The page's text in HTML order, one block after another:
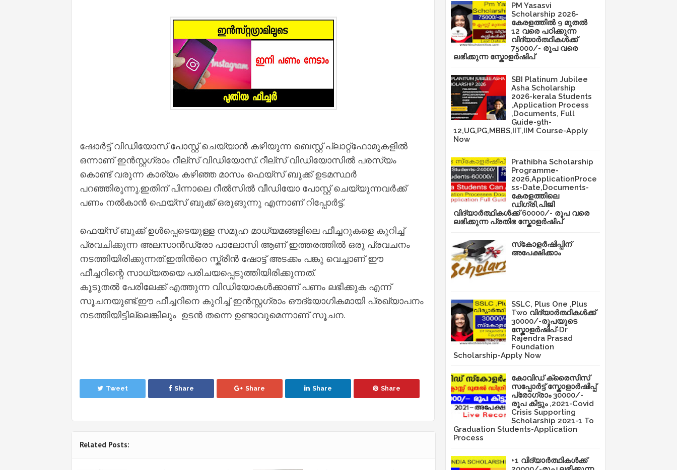
ഷോർട്ട് വിഡിയോസ് പോസ്റ്റ് ചെയ്യാൻ കഴിയുന്ന ബെസ്റ്റ് പ്ലാറ്റ്ഫോമുകളിൽ
ഒന്നാണ് ഇൻസ്റ്റഗ്രാം റീല്‌സ് വിഡിയോസ്‌. റീല്‌സ്‌ വിഡിയോസിൽ പരസ്യം
കൊണ്ട് വരുന്ന കാര്യം കഴിഞ്ഞ മാസം ഫെയ്സ് ബുക്ക് ഉടമസ്ഥർ
പറഞ്ഞിരുന്നു.ഇതിന് പിന്നാലെ റീൽസിൽ വീഡിയോ പോസ്റ്റ് ചെയ്യുന്നവർക്ക്
പണം നൽകാൻ ഫെയ്സ് ബുക്ക് ഒരുങുന്നു എന്നാണ് റിപ്പോർട്ട്.
ഫെയ്സ് ബുക്ക് ഉൾപ്പെടെയുള്ള സമൂഹ മാധ്യമങ്ങളിലെ ഫീച്ചറുകളെ കുറിച്ച്
പ്രവചിക്കുന്ന അലസാൻഡ്രോ പാലോസി ആണ് ഇത്തരത്തിൽ ഒരു പ്രവചനം
നടത്തിയിരിക്കുന്നത്.ഇതിൻറെ സ്ക്രീൻ ഷോട്ട് അടക്കം പങ്കു വെച്ചാണ് ഈ
ഫീച്ചറിന്റെ സാധ്യതയെ പരിചയപ്പെടുത്തിയിരിക്കുന്നത്.
കൂടുതൽ പേരിലേക്ക് എത്തുന്ന വിഡിയോകൾക്കാണ് പണം ലഭിക്കുക എന്ന്
സൂചനയുണ്ട്.ഈ ഫീച്ചറിനെ കുറിച്ച് ഇൻസ്റ്റഗ്രാം ഔദ്യോഗികമായി പ്രഖ്യാപനം
നടത്തിയിട്ടില്ലെങ്കിലും ഉടൻ തന്നെ ഉണ്ടാവുമെന്നാണ് സൂചന.
Tweet Share Share Share Share
Related Posts:
PM Yasasvi
Scholarship 2026-
കേരളത്തിൽ 9 മുതൽ
12 വരെ പഠിക്കുന്ന
വിദ്യാർത്ഥികൾക്ക്
75000/- രൂപ വരെ
ലഭിക്കുന്ന സ്കോളർഷിപ്
SBI Platinum Jubilee
Asha Scholarship
2026-kerala Students
,Application Process
,Documents, Full
Guide-9th-
12,UG,PG,MBBS,IIT,IIM Course-Apply
Now
Prathibha Scholarship
Programme-
2026,ApplicationProce
ss-Date,Documents-
കേരളത്തിലെ
ഡിഗ്രി,പിജി
വിദ്യാർത്ഥികൾക്ക് 60000/- രൂപ വരെ
ലഭിക്കുന്ന പ്രതിഭ സ്കോളർഷിപ്
സ്‌കോളർഷിപ്പിന്
അപേക്ഷിക്കാം
SSLC, Plus One ,Plus
Two വിദ്യാർത്ഥികൾക്ക്
30000/-രൂപയുടെ
സ്കോളർഷിപ്-Dr
Rajendra Prasad
Foundation
Scholarship-Apply Now
കോവിഡ് ക്രൈസിസ്
സപ്പോർട്ട് സ്കോളാർഷിപ്പ്
പ്രോഗ്രാം 30000/-
രൂപ കിട്ടും ,2021-Covid
Crisis Supporting
Scholarship 2021-1 To
Graduation Students-Application
Process
+1 വിദ്യാർത്ഥികൾക്ക്